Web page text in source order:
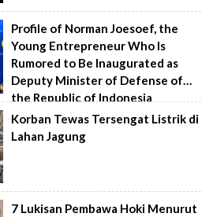
Profile of Norman Joesoef, the
Young Entrepreneur Who Is
Rumored to Be Inaugurated as
Deputy Minister of Defense of
the Republic of Indonesia
Korban Tewas Tersengat Listrik di
Lahan Jagung
7 Lukisan Pembawa Hoki Menurut